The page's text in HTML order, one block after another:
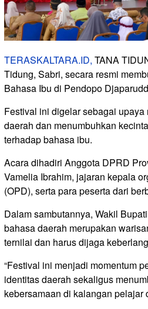
TERASKALTARA.ID, TANA
Tidung, Sabri, secara resmi
Bahasa Ibu di Pendopo
Festival ini digelar sebagai
daerah dan menumbuhkan
terhadap bahasa ibu.
Acara dihadiri Anggota DPRD
Vamelia Ibrahim, jajaran kepala
(OPD), serta para peserta dari
Dalam sambutannya, Wakil
bahasa daerah merupakan
ternilai dan harus dijaga
“Festival ini menjadi momentum
identitas daerah sekaligus
kebersamaan di kalangan pelajar